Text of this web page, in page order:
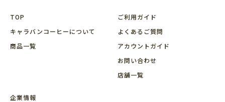
TOP
キャラバンコーヒーについて
商品⼀覧
ご利用ガイド
よくあるご質問
アカウントガイド
お問い合わせ
店舗⼀覧
企業情報